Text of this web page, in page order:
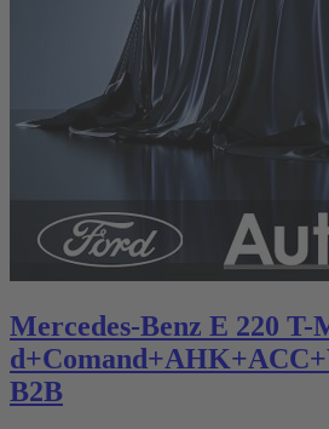
Mercedes-Benz E 220 T-
B2B